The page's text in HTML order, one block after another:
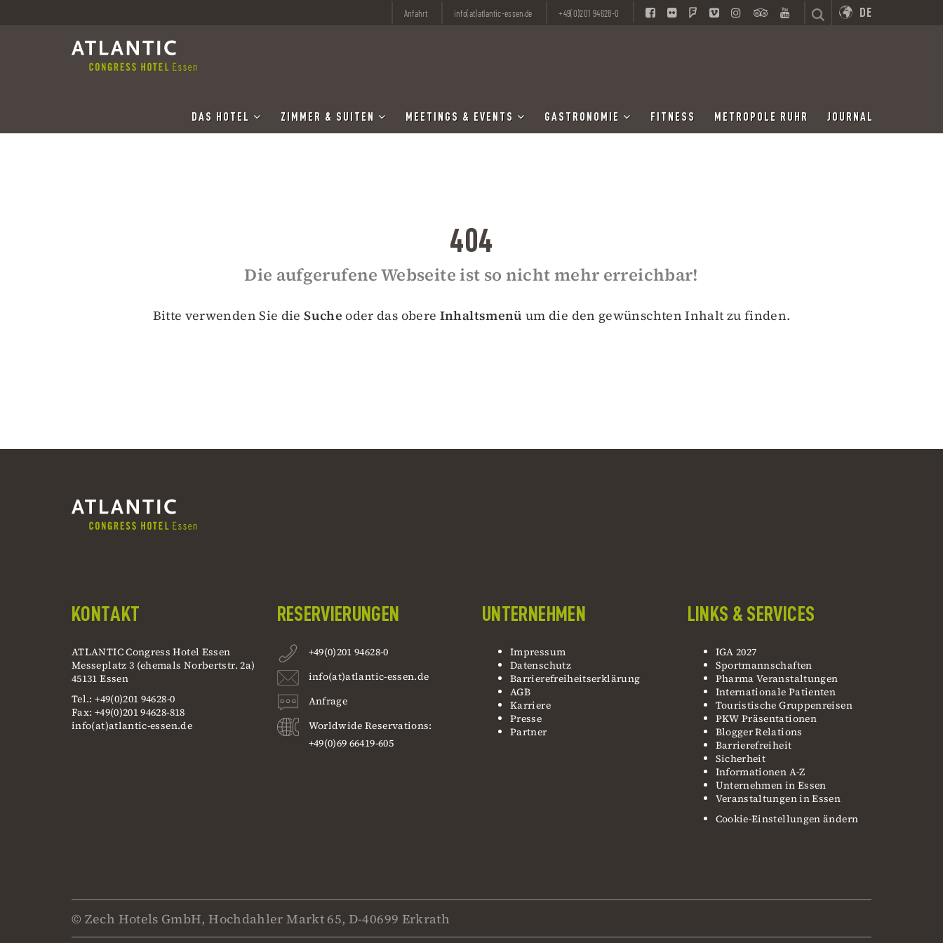
Anfahrt info(at)atlantic-essen.de +49(0)201 94628-0 DE
DAS HOTEL ZIMMER & SUITEN MEETINGS & EVENTS GASTRONOMIE FITNESS METROPOLE RUHR JOURNAL
404
Die aufgerufene Webseite ist so nicht mehr erreichbar!
Bitte verwenden Sie dieSuche oder das obere Inhaltsmenü um die den gewünschten Inhalt zu finden.
KONTAKT
ATLANTIC Congress Hotel Essen
Messeplatz 3 (ehemals Norbertstr. 2a)
45131 Essen
Tel.: +49(0)201 94628-0
Fax: +49(0)201 94628-818
info(at)atlantic-essen.de
RESERVIERUNGEN
+49(0)201 94628-0
info(at)atlantic-essen.de
Anfrage
Worldwide Reservations:
+49(0)69 66419-605
UNTERNEHMEN
Impressum
Datenschutz
Barrierefreiheitserklärung
AGB
Karriere
Presse
Partner
LINKS & SERVICES
IGA 2027
Sportmannschaften
Pharma Veranstaltungen
Internationale Patienten
Touristische Gruppenreisen
PKW Präsentationen
Blogger Relations
Barrierefreiheit
Sicherheit
Informationen A-Z
Unternehmen in Essen
Veranstaltungen in Essen
Cookie-Einstellungen ändern
© Zech Hotels GmbH, Hochdahler Markt 65, D-40699 Erkrath